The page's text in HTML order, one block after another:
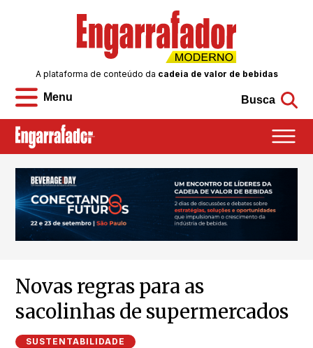
Menu
A plataforma de conteúdo da cadeia de valor de bebidas
Busca
Novas regras para as
sacolinhas de supermercados
SUSTENTABILIDADE